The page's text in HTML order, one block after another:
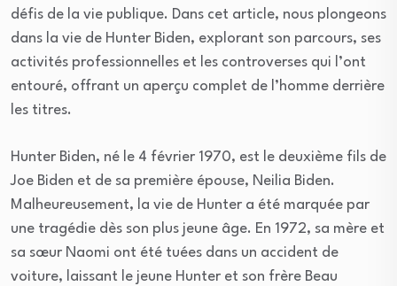
défis de la vie publique. Dans cet article, nous plongeons
dans la vie de Hunter Biden, explorant son parcours, ses
activités professionnelles et les controverses qui l’ont
entouré, offrant un aperçu complet de l’homme derrière
les titres.
Hunter Biden, né le 4 février 1970, est le deuxième fils de
Joe Biden et de sa première épouse, Neilia Biden.
Malheureusement, la vie de Hunter a été marquée par
une tragédie dès son plus jeune âge. En 1972, sa mère et
sa sœur Naomi ont été tuées dans un accident de
voiture, laissant le jeune Hunter et son frère Beau